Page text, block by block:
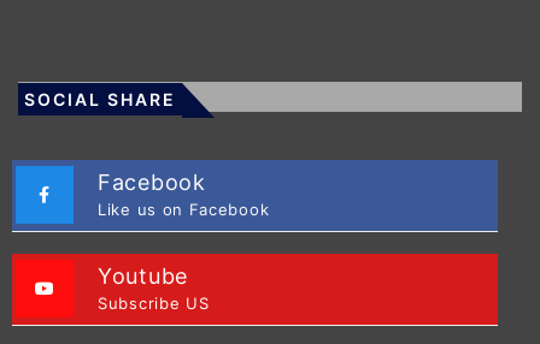
SOCIAL SHARE
Facebook
Like us on Facebook
Youtube
Subscribe US